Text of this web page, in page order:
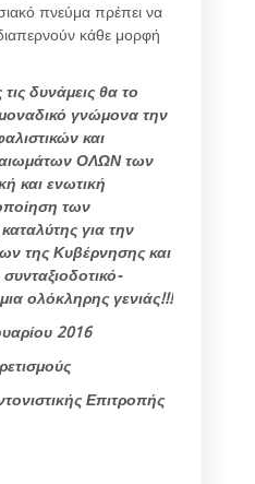
πνεύμα πρέπει να
κάθε μορφή
δυνάμεις θα το
γνώμονα την
και
ΟΛΩΝ των
και ενωτική
των
για την
της Κυβέρνησης και
ολόκληρης γενιάς!!!
2016
Επιτροπής